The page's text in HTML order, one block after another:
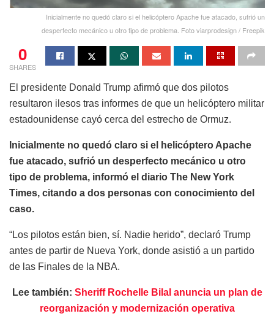
Inicialmente no quedó claro si el helicóptero Apache fue atacado, sufrió un
desperfecto mecánico u otro tipo de problema. Foto viarprodesign / Freepik
0
SHARES
El presidente Donald Trump afirmó que dos pilotos
resultaron ilesos tras informes de que un helicóptero militar
estadounidense cayó cerca del estrecho de Ormuz.
Inicialmente no quedó claro si el helicóptero Apache
fue atacado, sufrió un desperfecto mecánico u otro
tipo de problema, informó el diario The New York
Times, citando a dos personas con conocimiento del
caso.
“Los pilotos están bien, sí. Nadie herido”, declaró Trump
antes de partir de Nueva York, donde asistió a un partido
de las Finales de la NBA.
Lee también: Sheriff Rochelle Bilal anuncia un plan de
reorganización y modernización operativa